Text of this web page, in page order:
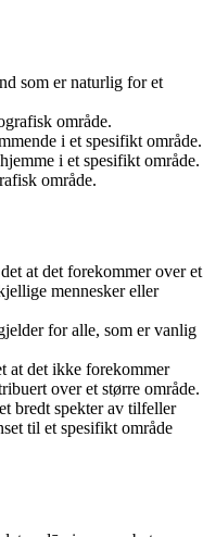
som er naturlig for et
område.
i et spesifikt område.
i et spesifikt område.
område.
at det forekommer over et
mennesker eller
for alle, som er vanlig
at det ikke forekommer
over et større område.
bredt spekter av tilfeller
til et spesifikt område